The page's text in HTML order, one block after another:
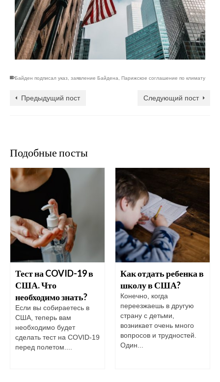
Байден подписал указ заявление Байдена Парижское соглашение по климату
Предыдущий пост Следующий пост
Подобные посты
Тест на COVID-19 в
США. Что
необходимо знать?
Если вы собираетесь в
США, теперь вам
необходимо будет
сделать тест на COVID-19
перед полетом....
Как отдать ребенка в
школу в США?
Конечно, когда
переезжаешь в другую
страну с детьми,
возникает очень много
вопросов и трудностей.
Один...